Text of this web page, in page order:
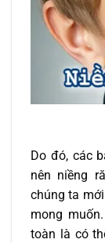
Do đó, các
nên niềng
chúng ta
mong
toàn là có